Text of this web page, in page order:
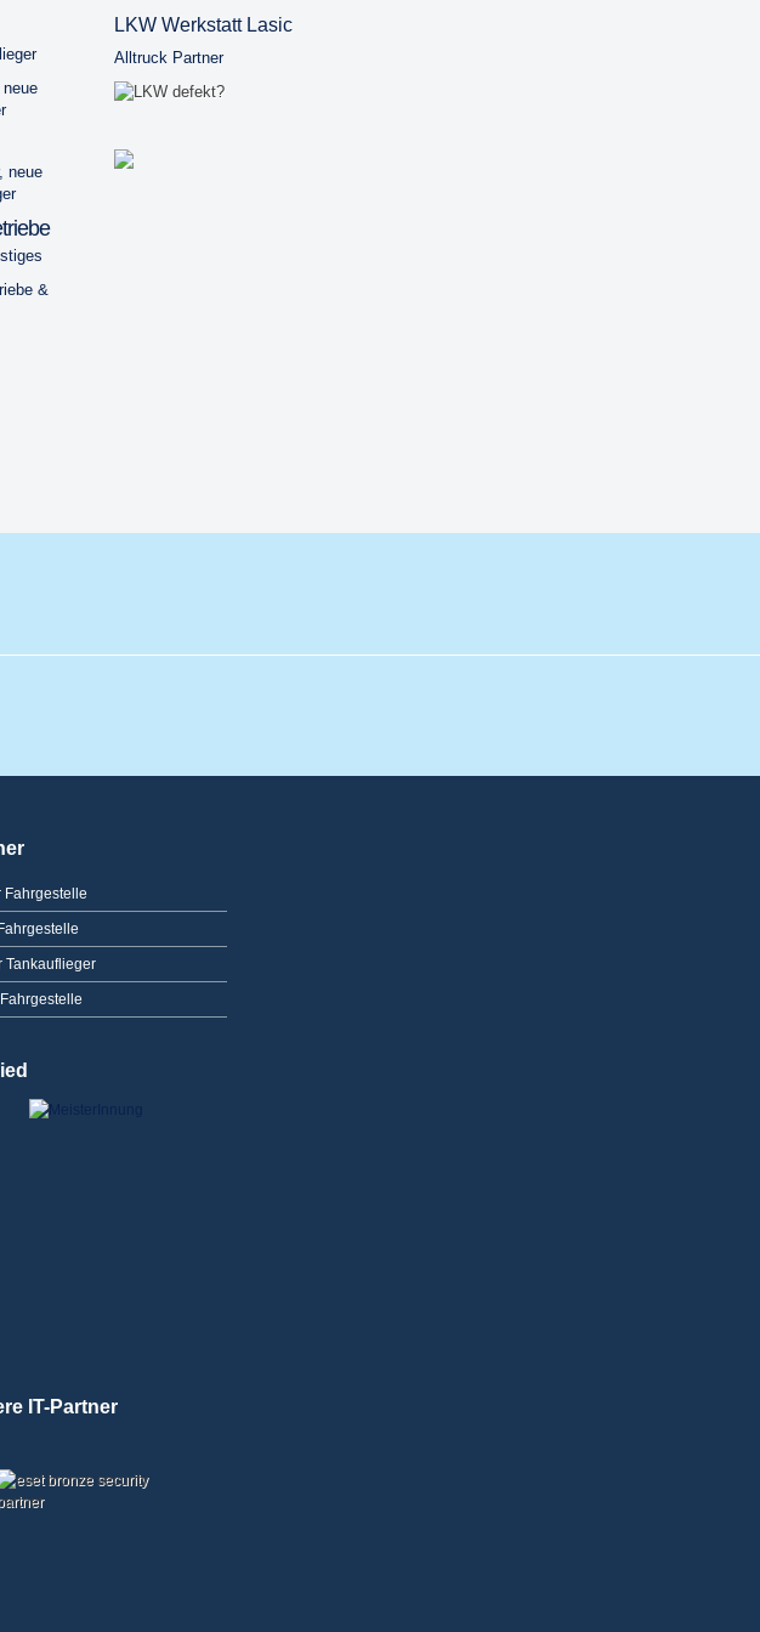
LKW Werkstatt Lasic
Alltruck Partner
Fahrgestelle
Tankauflieger
IT-Partner